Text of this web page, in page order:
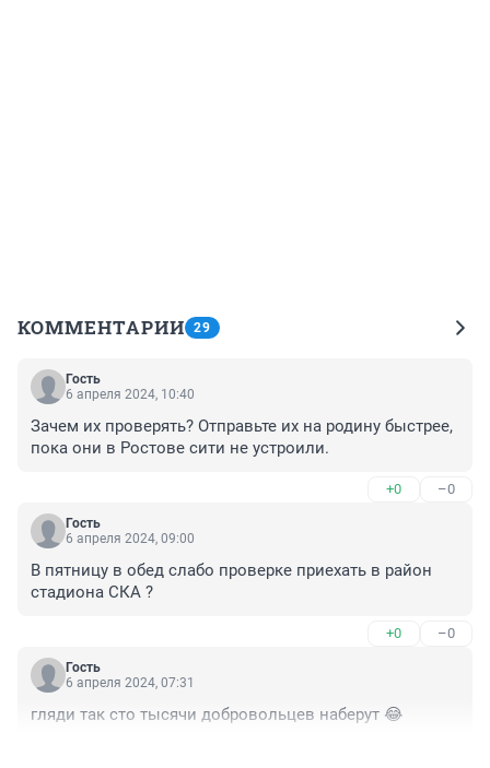
КОММЕНТАРИИ 29
Гость
6 апреля 2024, 10:40
Зачем их проверять? Отправьте их на родину быстрее,
пока они в Ростове сити не устроили.
+0 –0
Гость
6 апреля 2024, 09:00
В пятницу в обед слабо проверке приехать в район
стадиона СКА ?
+0 –0
Гость
6 апреля 2024, 07:31
гляди так сто тысячи добровольцев наберут 😂